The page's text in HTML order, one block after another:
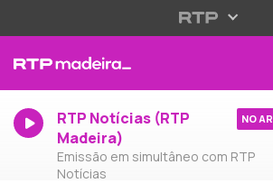
RTP Notícias (RTP
Madeira)
Emissão em simultâneo com RTP
Notícias
NO AR